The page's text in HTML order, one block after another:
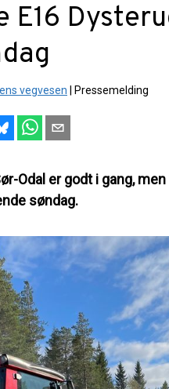
E16
vegvesen Pressemelding
Odal er godt i gang,
søndag.